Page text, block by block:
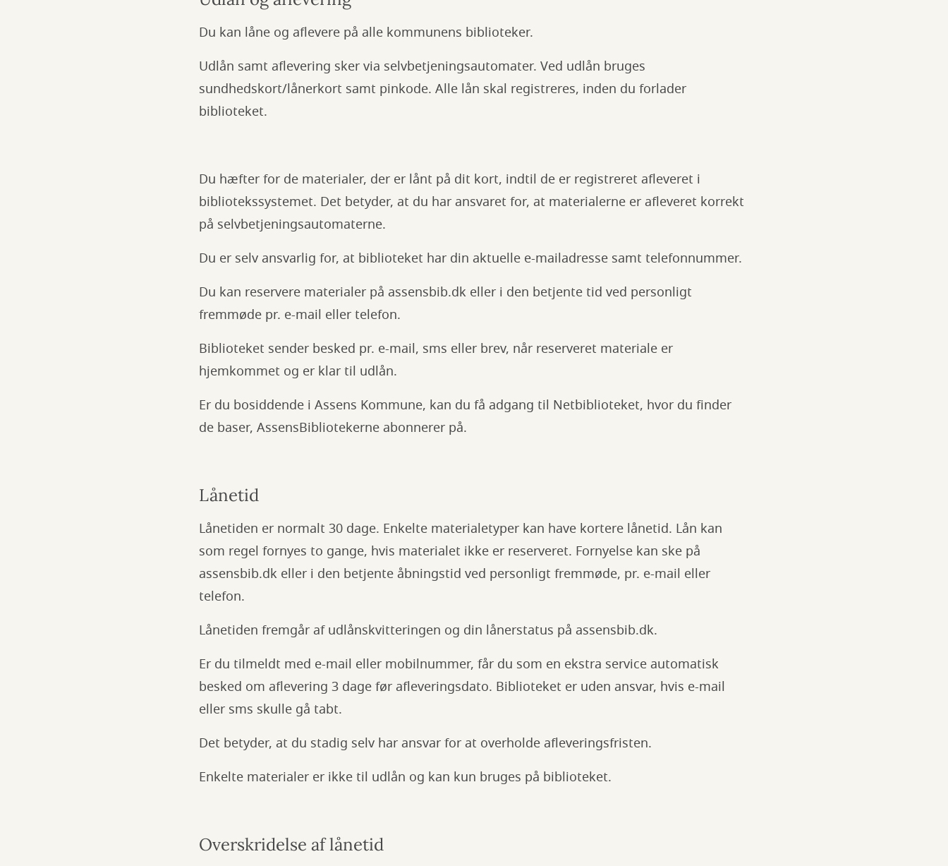
Du kan låne og aflevere på alle kommunens biblioteker.
Udlån samt aflevering sker via selvbetjeningsautomater. Ved udlån bruges
sundhedskort/lånerkort samt pinkode. Alle lån skal registreres, inden du forlader
biblioteket.
Du hæfter for de materialer, der er lånt på dit kort, indtil de er registreret afleveret i
bibliotekssystemet. Det betyder, at du har ansvaret for, at materialerne er afleveret korrekt
på selvbetjeningsautomaterne.
Du er selv ansvarlig for, at biblioteket har din aktuelle e-mailadresse samt telefonnummer.
Du kan reservere materialer på assensbib.dk eller i den betjente tid ved personligt
fremmøde pr. e-mail eller telefon.
Biblioteket sender besked pr. e-mail, sms eller brev, når reserveret materiale er
hjemkommet og er klar til udlån.
Er du bosiddende i Assens Kommune, kan du få adgang til Netbiblioteket, hvor du finder
de baser, AssensBibliotekerne abonnerer på.
Lånetid
Lånetiden er normalt 30 dage. Enkelte materialetyper kan have kortere lånetid. Lån kan
som regel fornyes to gange, hvis materialet ikke er reserveret. Fornyelse kan ske på
assensbib.dk eller i den betjente åbningstid ved personligt fremmøde, pr. e-mail eller
telefon.
Lånetiden fremgår af udlånskvitteringen og din lånerstatus på assensbib.dk.
Er du tilmeldt med e-mail eller mobilnummer, får du som en ekstra service automatisk
besked om aflevering 3 dage før afleveringsdato. Biblioteket er uden ansvar, hvis e-mail
eller sms skulle gå tabt.
Det betyder, at du stadig selv har ansvar for at overholde afleveringsfristen.
Enkelte materialer er ikke til udlån og kan kun bruges på biblioteket.
Overskridelse af lånetid